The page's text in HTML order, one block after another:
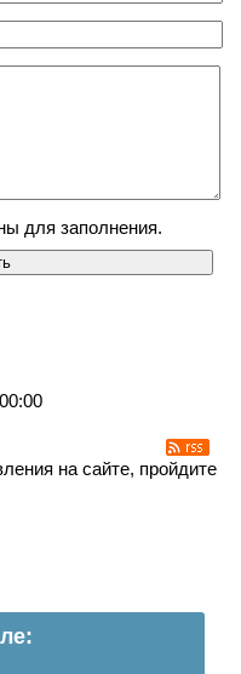
для заполнения.
на сайте, пройдите